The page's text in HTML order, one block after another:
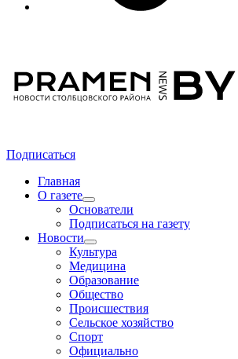
Подписаться
Главная
О газете
Основатели
Подписаться на газету
Новости
Культура
Медицина
Образование
Общество
Происшествия
Сельское хозяйство
Спорт
Официально